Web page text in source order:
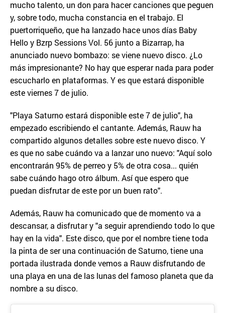
mucho talento, un don para hacer canciones que peguen
y, sobre todo, mucha constancia en el trabajo. El
puertorriqueño, que ha lanzado hace unos días Baby
Hello y Bzrp Sessions Vol. 56 junto a Bizarrap, ha
anunciado nuevo bombazo: se viene nuevo disco. ¿Lo
más impresionante? No hay que esperar nada para poder
escucharlo en plataformas. Y es que estará disponible
este viernes 7 de julio.
"Playa Saturno estará disponible este 7 de julio", ha
empezado escribiendo el cantante. Además, Rauw ha
compartido algunos detalles sobre este nuevo disco. Y
es que no sabe cuándo va a lanzar uno nuevo: "Aquí solo
encontrarán 95% de perreo y 5% de otra cosa... quién
sabe cuándo hago otro álbum. Así que espero que
puedan disfrutar de este por un buen rato".
Además, Rauw ha comunicado que de momento va a
descansar, a disfrutar y "a seguir aprendiendo todo lo que
hay en la vida". Este disco, que por el nombre tiene toda
la pinta de ser una continuación de Saturno, tiene una
portada ilustrada donde vemos a Rauw disfrutando de
una playa en una de las lunas del famoso planeta que da
nombre a su disco.